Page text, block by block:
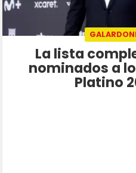
La lista
nominados a
Platino